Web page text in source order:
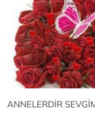
ANNELERDİR